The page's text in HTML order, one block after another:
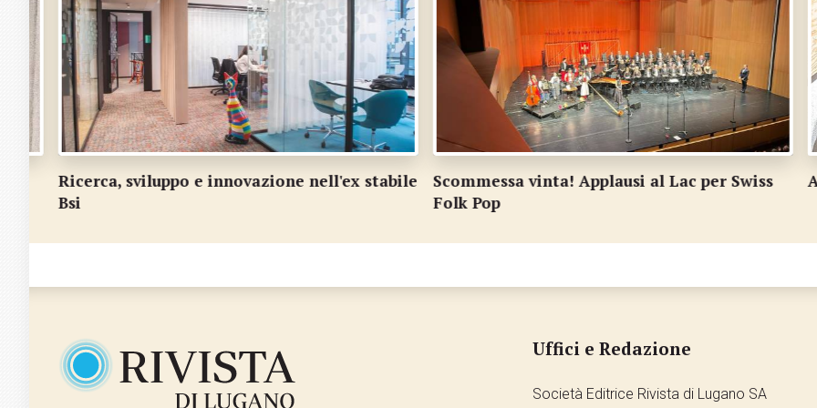
Scommessa vinta! Applausi al Lac per Swiss
Folk Pop
Arriva la Casa della Solidarietà
Uffici e Redazione
Società Editrice Rivista di Lugano SA